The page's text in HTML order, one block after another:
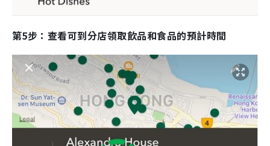
第5步：查看可到分店領取飲品和食品的預計時間